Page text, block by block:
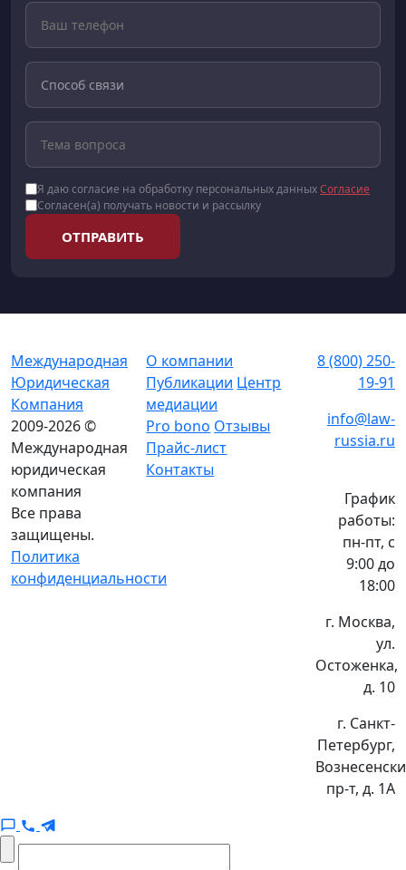
Я даю согласие на обработку персональных данныхСогласие
Согласен(а) получать новости и рассылку
ОТПРАВИТЬ
Международная
Юридическая
Компания
2009-2026 ©
Международная
юридическая
компания
Все права
защищены.
Политика
конфиденциальности
О компании
Публикации Центр
медиации
Pro bono Отзывы
Прайс-лист
Контакты
8 (800) 250-
19-91
info@law-
russia.ru
График
работы:
пн-пт, с
9:00 до
18:00
г. Москва,
ул.
Остоженка,
д. 10
г. Санкт-
Петербург,
пр-т, д. 1А